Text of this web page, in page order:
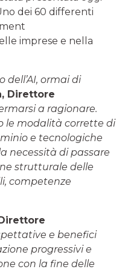
dei 60 differenti
imprese e nella
ormai di
Direttore
a ragionare.
le modalità corrette di
e tecnologiche
necessità di passare
strutturale delle
competenze
e benefici
progressivi e
con la fine delle